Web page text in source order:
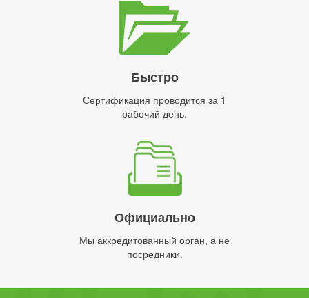
Быстро
Сертификация проводится за 1
рабочий день.
Официально
Мы аккредитованный орган, а не
посредники.